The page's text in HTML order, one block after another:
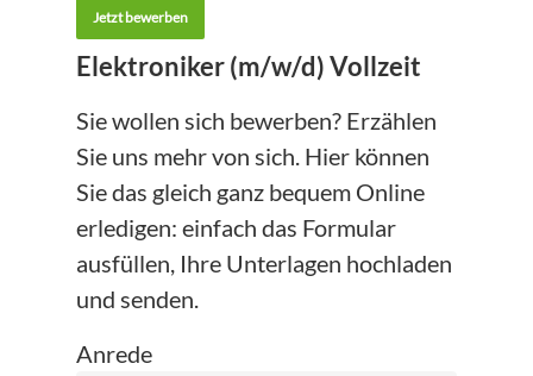
Jetzt bewerben
Elektroniker (m/w/d) Vollzeit
Sie wollen sich bewerben? Erzählen
Sie uns mehr von sich. Hier können
Sie das gleich ganz bequem Online
erledigen: einfach das Formular
ausfüllen, Ihre Unterlagen hochladen
und senden.
Anrede